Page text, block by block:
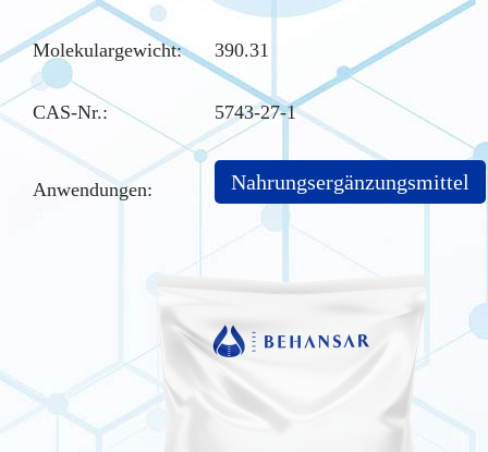
Molekulargewicht: 390.31
CAS-Nr.: 5743-27-1
Anwendungen: Nahrungsergänzungsmittel